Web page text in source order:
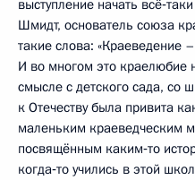
выступление начать
Шмидт, основатель союза
такие слова: «Краеведение
И во многом это краелюбие
смысле с детского сада, со
к Отечеству была привита
маленьким краеведческим
посвящённым каким‑то
когда‑то учились в этой